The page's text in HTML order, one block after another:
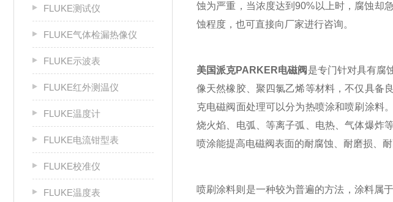
FLUKE测试仪
FLUKE气体检漏热像仪
FLUKE示波表
FLUKE红外测温仪
FLUKE温度计
FLUKE电流钳型表
FLUKE校准仪
FLUKE温度表
蚀为严重，当浓度达到90%以上时，腐蚀却
蚀程度，也可直接向厂家进行咨询。
美国派克PARKER电磁阀 是专门针对具有腐
像天然橡胶、聚四氯乙烯等材料，不仅具备
克电磁阀面处理可以分为热喷涂和喷刷涂料
烧火焰、电弧、等离子弧、电热、气体爆炸
喷涂能提高电磁阀表面的耐腐蚀、耐磨损、
喷刷涂料则是一种较为普遍的方法，涂料属